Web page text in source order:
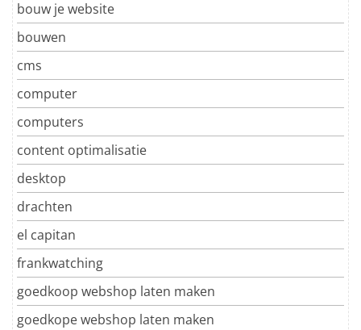
bouw je website
bouwen
cms
computer
computers
content optimalisatie
desktop
drachten
el capitan
frankwatching
goedkoop webshop laten maken
goedkope webshop laten maken